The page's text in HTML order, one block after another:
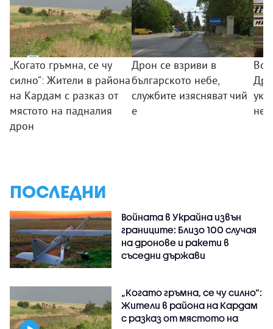
„Когато гръмна, се чу
силно“: Жители в района
на Кардам с разказ от
мястото на падналия
дрон
Дрон се взриви в
българското небе,
службите изясняват чий
е
не
ПОСЛЕДНИ
Войната в Украйна извън
границите: Близо 100 случая
на дронове и ракети в
съседни държави
„Когато гръмна, се чу силно“:
Жители в района на Кардам
с разказ от мястото на